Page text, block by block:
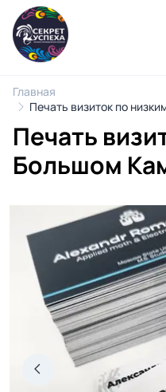
Главная
Печать визиток по
Печать
Большом